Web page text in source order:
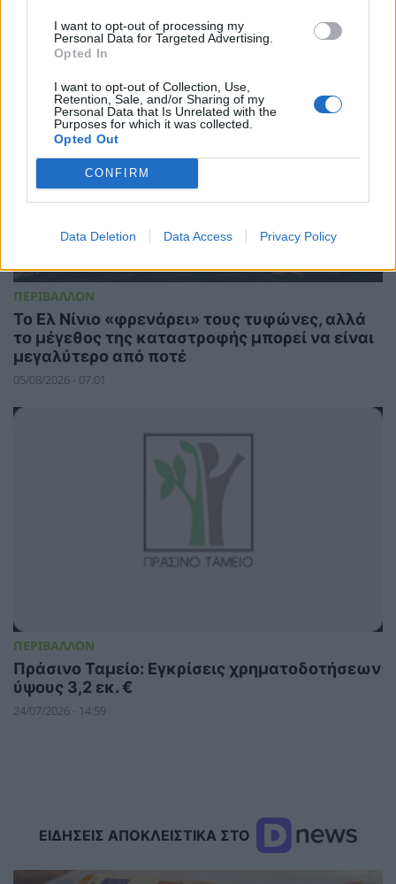
I want to opt-out of processing my
Personal Data for Targeted Advertising.
Opted In
I want to opt-out of Collection, Use,
Retention, Sale, and/or Sharing of my
Personal Data that Is Unrelated with the
Purposes for which it was collected.
Opted Out
CONFIRM
Data Deletion Data Access Privacy Policy
ΠΕΡΙΒΑΛΛΟΝ
Το Ελ Νίνιο «φρενάρει» τους τυφώνες, αλλά
το μέγεθος της καταστροφής μπορεί να είναι
μεγαλύτερο από ποτέ
05/08/2026 - 07:01
ΠΕΡΙΒΑΛΛΟΝ
Πράσινο Ταμείο: Εγκρίσεις χρηματοδοτήσεων
ύψους 3,2 εκ. €
24/07/2026 - 14:59
ΕΙΔΗΣΕΙΣ ΑΠΟΚΛΕΙΣΤΙΚΑ ΣΤΟ